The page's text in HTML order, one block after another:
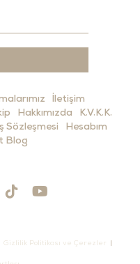
İletişim
Hakkımızda
K.V.K.K.
Sözleşmesi
Hesabım
Blog
Gizlilik Politikası ve Çerezler